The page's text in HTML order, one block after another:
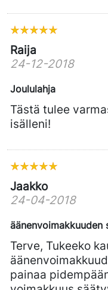
Raija
24-12-2018
Joululahja
Tästä tulee
isälleni!
Jaakko
24-04-2018
äänenvoimakkuuden
Terve, Tukeeko
painaa